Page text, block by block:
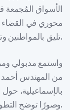
الأسواق المُجمعة
محوري في القضاء
تليق بالمواطنين وتخدم الباعة والتجار.
واستمع مدبولي
من المهندس أحمد
بالإسماعيلية،
وصورًا توضح التطورات والفرق بين الوضع قبل وبعد المشروع.